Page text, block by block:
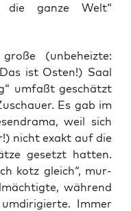
die ganze Welt“
(unbe­heiz­te:
ist Osten!) Saal
umfaßt geschätzt
Es gab im
weil sich
nicht exakt auf die
gesetzt hat­ten.
kotz gleich“, mur­
wäh­rend
Immer